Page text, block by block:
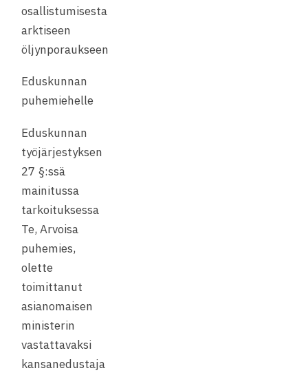
osallistumisesta
arktiseen
öljynporaukseen
Eduskunnan
puhemiehelle
Eduskunnan
työjärjestyksen
27 §:ssä
mainitussa
tarkoituksessa
Te, Arvoisa
puhemies,
olette
toimittanut
asianomaisen
ministerin
vastattavaksi
kansanedustaja